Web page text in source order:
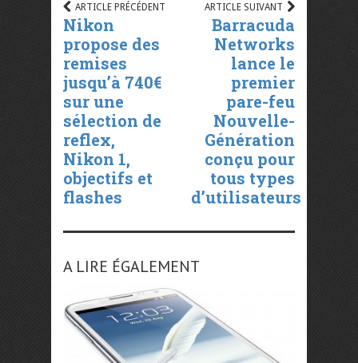
ARTICLE PRÉCÉDENT
Nikon
propose des
remises
jusqu’à 740€
sur une
sélection de
reflex,
Nikon 1,
objectifs et
flashes
ARTICLE SUIVANT
Barracuda
Networks
lance le
premier
pare-feu
Nouvelle-
Génération
conçu pour
tous types
d’utilisateurs
A LIRE ÉGALEMENT